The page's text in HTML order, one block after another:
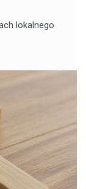
lokalnego